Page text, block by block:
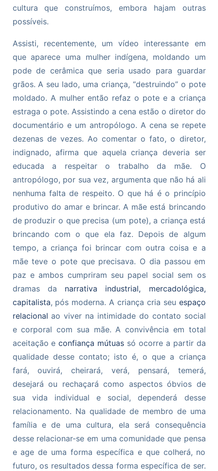
cultura que construímos, embora hajam outras
possíveis.
Assisti, recentemente, um vídeo interessante em
que aparece uma mulher indígena, moldando um
pode de cerâmica que seria usado para guardar
grãos. A seu lado, uma criança, “destruindo” o pote
moldado. A mulher então refaz o pote e a criança
estraga o pote. Assistindo a cena estão o diretor do
documentário e um antropólogo. A cena se repete
dezenas de vezes. Ao comentar o fato, o diretor,
indignado, afirma que aquela criança deveria ser
educada a respeitar o trabalho da mãe. O
antropólogo, por sua vez, argumenta que não há ali
nenhuma falta de respeito. O que há é o princípio
produtivo do amar e brincar. A mãe está brincando
de produzir o que precisa (um pote), a criança está
brincando com o que ela faz. Depois de algum
tempo, a criança foi brincar com outra coisa e a
mãe teve o pote que precisava. O dia passou em
paz e ambos cumpriram seu papel social sem os
dramas da narrativa industrial, mercadológica,
capitalista, pós moderna. A criança cria seu espaço
relacional ao viver na intimidade do contato social
e corporal com sua mãe. A convivência em total
aceitação econfiança mútuas só ocorre a partir da
qualidade desse contato; isto é, o que a criança
fará, ouvirá, cheirará, verá, pensará, temerá,
desejará ou rechaçará como aspectos óbvios de
sua vida individual e social, dependerá desse
relacionamento. Na qualidade de membro de uma
família e de uma cultura, ela será consequência
desse relacionar-se em uma comunidade que pensa
e age de uma forma específica e que colherá, no
futuro, os resultados dessa forma específica de ser.